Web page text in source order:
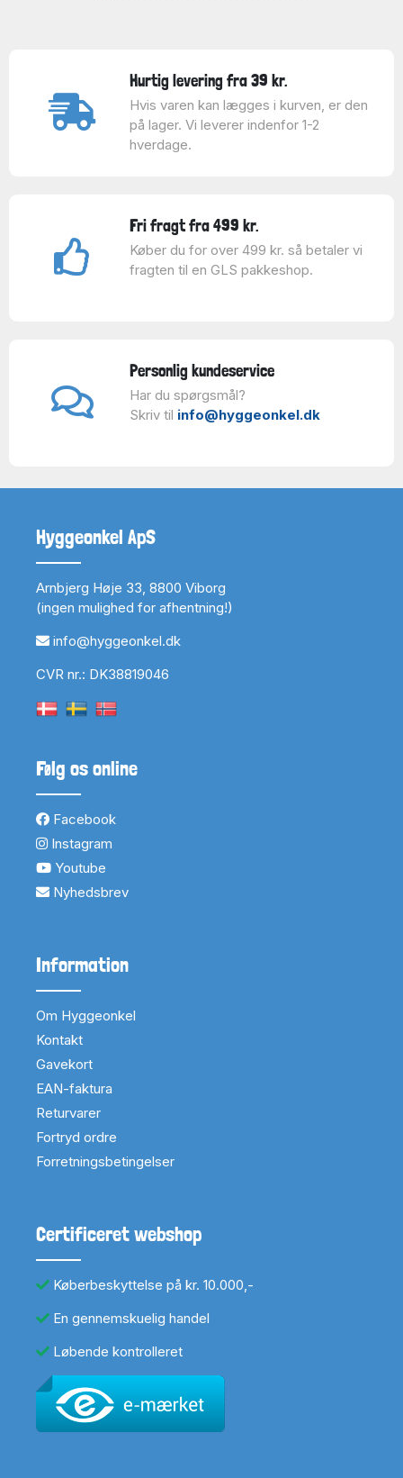
Hurtig levering fra 39 kr.
Hvis varen kan lægges i kurven, er den
på lager. Vi leverer indenfor 1-2
hverdage.
Fri fragt fra 499 kr.
Køber du for over 499 kr. så betaler vi
fragten til en GLS pakkeshop.
Personlig kundeservice
Har du spørgsmål?
Skriv til info@hyggeonkel.dk
Hyggeonkel ApS
Arnbjerg Høje 33, 8800 Viborg
(ingen mulighed for afhentning!)
info@hyggeonkel.dk
CVR nr.: DK38819046
Følg os online
Facebook
Instagram
Youtube
Nyhedsbrev
Information
Om Hyggeonkel
Kontakt
Gavekort
EAN-faktura
Returvarer
Fortryd ordre
Forretningsbetingelser
Certificeret webshop
Køberbeskyttelse på kr. 10.000,-
En gennemskuelig handel
Løbende kontrolleret